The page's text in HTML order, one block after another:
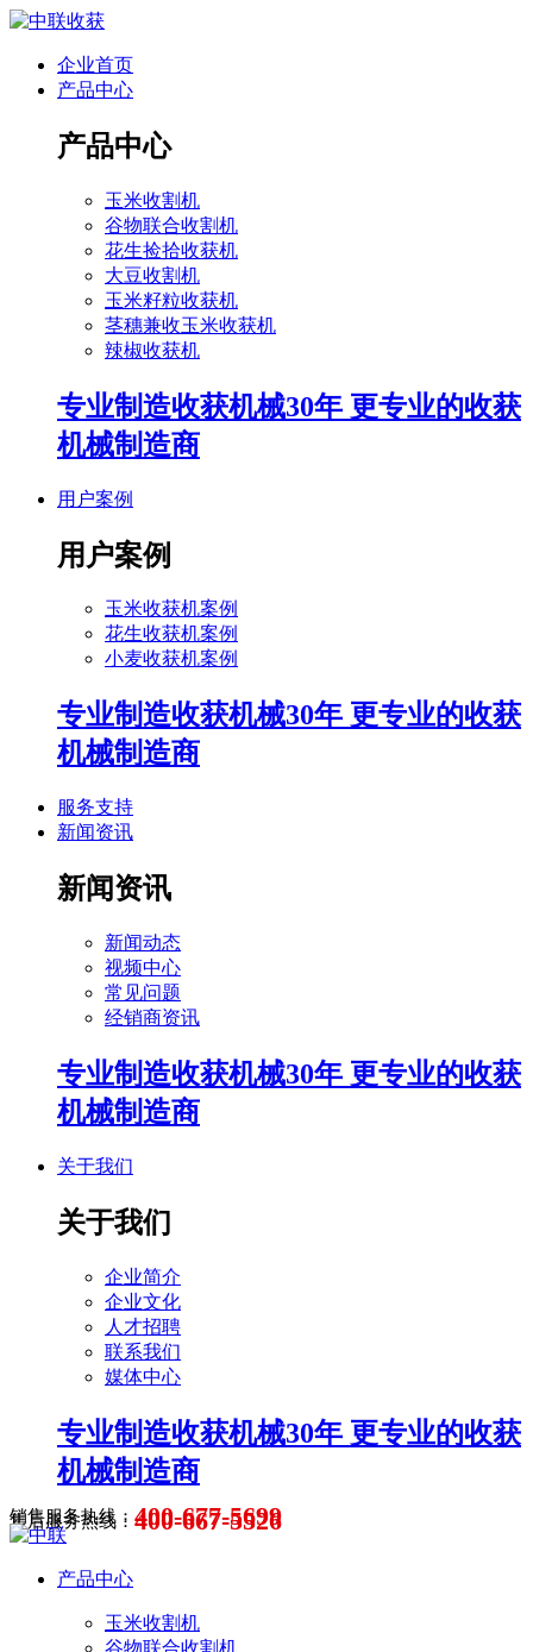
企业首页
产品中心
产品中心
玉米收割机
谷物联合收割机
花生捡拾收获机
大豆收割机
玉米籽粒收获机
茎穗兼收玉米收获机
辣椒收获机
专业制造收获机械30年 更专业的收获
机械制造商
用户案例
用户案例
玉米收获机案例
花生收获机案例
小麦收获机案例
专业制造收获机械30年 更专业的收获
机械制造商
服务支持
新闻资讯
新闻资讯
新闻动态
视频中心
常见问题
经销商资讯
专业制造收获机械30年 更专业的收获
机械制造商
关于我们
关于我们
企业简介
企业文化
人才招聘
联系我们
媒体中心
专业制造收获机械30年 更专业的收获
机械制造商
销售服务热线： 400-677-5699
售后服务热线： 400-667-5526
产品中心
玉米收割机
谷物联合收割机